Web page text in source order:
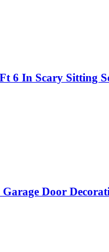
6 In Scary Sitting
Garage Door